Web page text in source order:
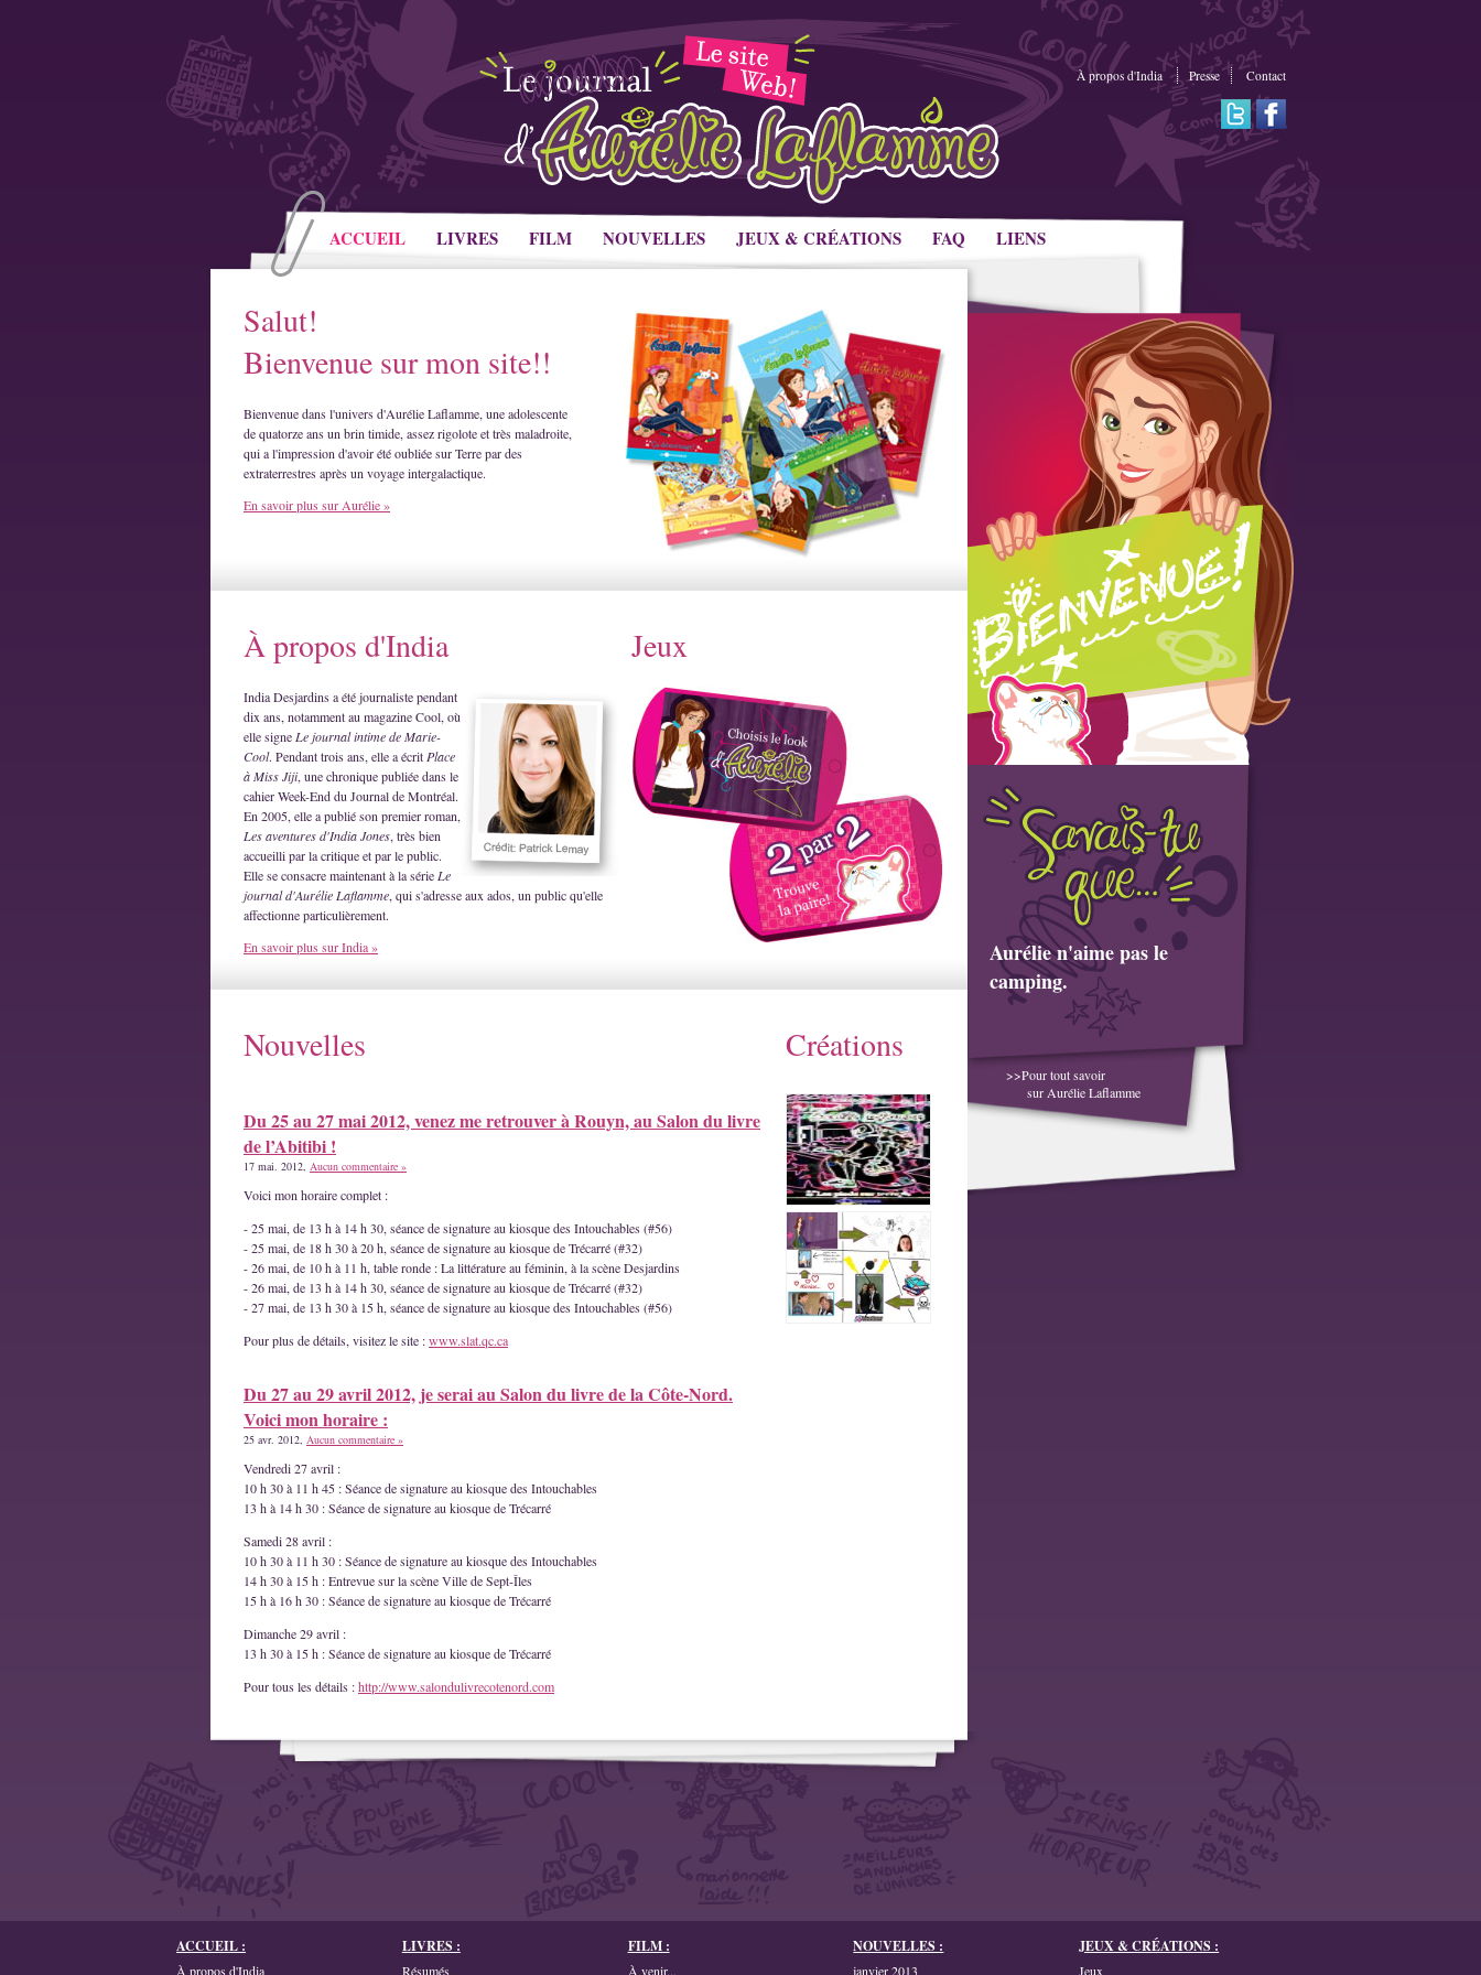
ACCUEIL LIVRES FILM NOUVELLES JEUX & CRÉATIONS FAQ LIENS
À propos d'India Presse Contact
Salut!
Bienvenue sur mon site!!
Bienvenue dans l'univers d'Aurélie Laflamme, une adolescente
de quatorze ans un brin timide, assez rigolote et très maladroite,
qui a l'impression d'avoir été oubliée sur Terre par des
extraterrestres après un voyage intergalactique.
En savoir plus sur Aurélie »
À propos d'India
India Desjardins a été journaliste pendant
dix ans, notamment au magazine Cool, où
elle signe Le journal intime de Marie-
Cool. Pendant trois ans, elle a écrit Place
à Miss Jiji, une chronique publiée dans le
cahier Week-End du Journal de Montréal.
En 2005, elle a publié son premier roman,
Les aventures d'India Jones, très bien
accueilli par la critique et par le public.
Elle se consacre maintenant à la série Le
journal d'Aurélie Laflamme, qui s'adresse aux ados, un public qu'elle
affectionne particulièrement.
En savoir plus sur India »
Jeux
Nouvelles
Du 25 au 27 mai 2012, venez me retrouver à Rouyn, au Salon du livre
de l’Abitibi !
17 mai. 2012, Aucun commentaire »
Voici mon horaire complet :
- 25 mai, de 13 h à 14 h 30, séance de signature au kiosque des Intouchables (#56)
- 25 mai, de 18 h 30 à 20 h, séance de signature au kiosque de Trécarré (#32)
- 26 mai, de 10 h à 11 h, table ronde : La littérature au féminin, à la scène Desjardins
- 26 mai, de 13 h à 14 h 30, séance de signature au kiosque de Trécarré (#32)
- 27 mai, de 13 h 30 à 15 h, séance de signature au kiosque des Intouchables (#56)
Pour plus de détails, visitez le site :www.slat.qc.ca
Du 27 au 29 avril 2012, je serai au Salon du livre de la Côte-Nord.
Voici mon horaire :
25 avr. 2012, Aucun commentaire »
Vendredi 27 avril :
10 h 30 à 11 h 45 : Séance de signature au kiosque des Intouchables
13 h à 14 h 30 : Séance de signature au kiosque de Trécarré
Samedi 28 avril :
10 h 30 à 11 h 30 : Séance de signature au kiosque des Intouchables
14 h 30 à 15 h : Entrevue sur la scène Ville de Sept-Îles
15 h à 16 h 30 : Séance de signature au kiosque de Trécarré
Dimanche 29 avril :
13 h 30 à 15 h : Séance de signature au kiosque de Trécarré
Pour tous les détails :http://www.salondulivrecotenord.com
Créations
Aurélie n'aime pas le
camping.
>>Pour tout savoir
sur Aurélie Laflamme
ACCUEIL :
À propos d'India
LIVRES :
Résumés
FILM :
À venir...
NOUVELLES :
janvier 2013
JEUX & CRÉATIONS :
Jeux